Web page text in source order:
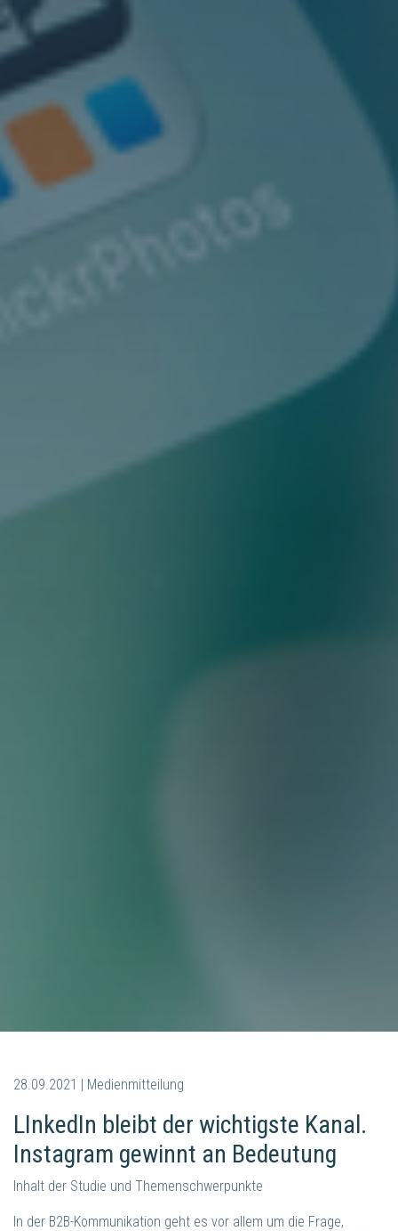
28.09.2021 | Medienmitteilung
LInkedIn bleibt der wichtigste Kanal.
Instagram gewinnt an Bedeutung
Inhalt der Studie und Themenschwerpunkte
In der B2B-Kommunikation geht es vor allem um die Frage,